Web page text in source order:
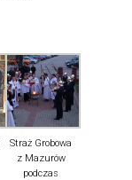
Straż Grobowa
z Mazurów
podczas